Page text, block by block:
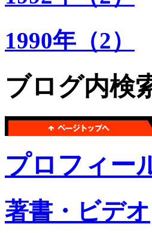
1990年（2）
ブログ内検
プロフィー
著書・ビデオ